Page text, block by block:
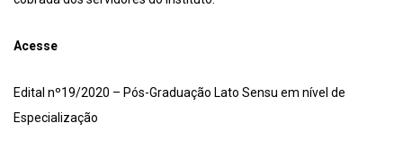
Acesse
Edital nº19/2020 – Pós-Graduação Lato Sensu em nível de
Especialização